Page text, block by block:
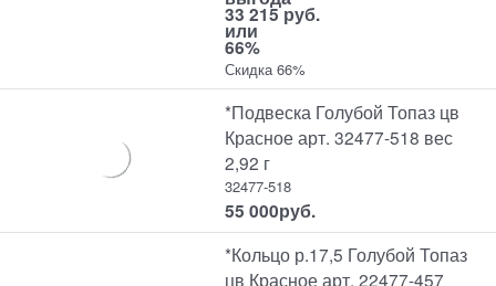
33 215 руб.
или
66%
Скидка 66%
*Подвеска Голубой Топаз цв
Красное арт. 32477-518 вес
2,92 г
32477-518
55 000руб.
*Кольцо р.17,5 Голубой Топаз
цв Красное арт. 22477-457